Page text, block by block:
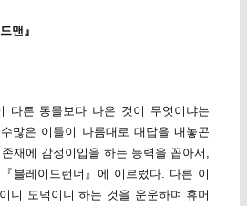
맨』
다른 동물보다 나은 것이 무엇이냐는
많은 이들이 나름대로 대답을 내놓곤
재에 감정이입을 하는 능력을 꼽아서,
블레이드런너』에 이르렀다. 다른 이
니 도덕이니 하는 것을 운운하며 휴머